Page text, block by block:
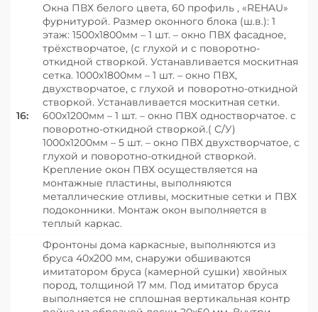
16:
Окна ПВХ белого цвета, 60 профиль , «REHAU»
фурнитурой. Размер оконного блока (ш.в.): 1
этаж: 1500х1800мм – 1 шт. – окно ПВХ фасадное,
трёхстворчатое, (с глухой и с поворотно-
откидной створкой. Устанавливается москитная
сетка. 1000х1800мм – 1 шт. – окно ПВХ,
двухстворчатое, с глухой и поворотно-откидной
створкой. Устанавливается москитная сетки.
600х1200мм – 1 шт. – окно ПВХ одностворчатое. с
поворотно-откидной створкой.( С/У)
1000х1200мм – 5 шт. – окно ПВХ двухстворчатое, с
глухой и поворотно-откидной створкой.
Крепление окон ПВХ осуществляется на
монтажные пластины, выполняются
металлические отливы, москитные сетки и ПВХ
подоконники. Монтаж окон выполняется в
теплый каркас.
Фронтоны дома каркасные, выполняются из
бруса 40х200 мм, снаружи обшиваются
имитатором бруса (камерной сушки) хвойных
пород, толщиной 17 мм. Под имитатор бруса
выполняется не сплошная вертикальная контр